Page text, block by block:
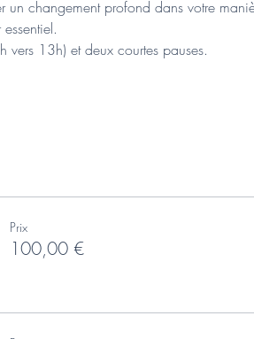
changement profond dans votre
13h) et deux courtes pauses.
Prix
100,00 €